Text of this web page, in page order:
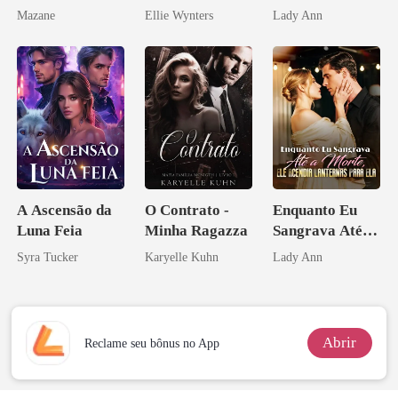
Mazane
arrogante
Ellie Wynters
apagar
Lady Ann
A Ascensão da
Luna Feia
Syra Tucker
O Contrato -
Minha Ragazza
Karyelle Kuhn
Enquanto Eu
Sangrava Até a
Morte, Ele
Ela
Lady Ann
Reclame seu bônus no App Abrir